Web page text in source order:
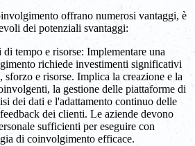
offrano numerosi vantaggi, è
dei potenziali svantaggi:
tempo e risorse: Implementare una
richiede investimenti significativi
e risorse. Implica la creazione e la
la gestione delle piattaforme di
dei dati e l'adattamento continuo delle
dei clienti. Le aziende devono
sufficienti per eseguire con
di coinvolgimento efficace.